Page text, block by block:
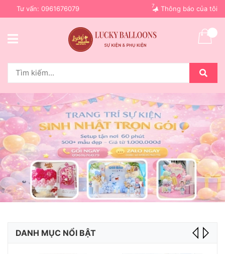
Tư vấn: 0961676079 Thông báo của tôi
7
DANH MỤC NỔI BẬT